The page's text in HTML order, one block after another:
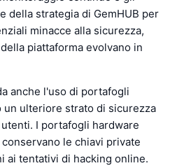
della strategia di GemHUB per
minacce alla sicurezza,
piattaforma evolvano in
anche l'uso di portafogli
un ulteriore strato di sicurezza
I portafogli hardware
le chiavi private
ai tentativi di hacking online.